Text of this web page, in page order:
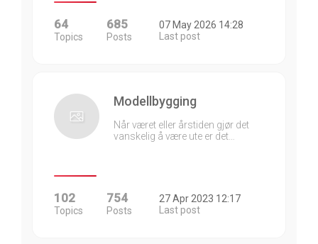
64
Topics
685
Posts
07 May 2026 14:28
Last post
Modellbygging
Når været eller årstiden gjør det
vanskelig å være ute er det…
102
Topics
754
Posts
27 Apr 2023 12:17
Last post